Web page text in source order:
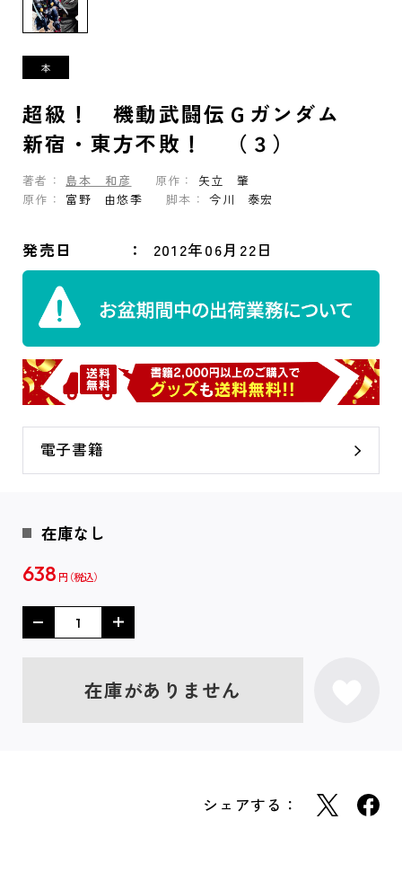
超級！ 機動武闘伝Ｇガンダム
新宿・東方不敗！ （３）
著者： 島本 和彦 原作：
矢立 肇
原作：
富野 由悠季 脚本： 今川 泰宏
発売日 2012年06月22日
電子書籍
在庫なし
638 円
在庫がありません
シェアする：